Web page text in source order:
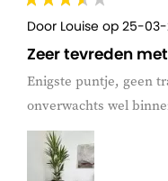
Door Louise op 25-
Zeer tevreden
Enigste puntje, geen
onverwachts wel